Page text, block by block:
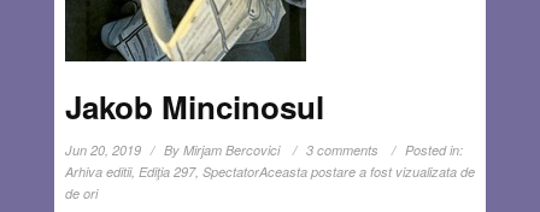
Jakob Mincinosul
Jun 20, 2019 By Mirjam Bercovici 3 comments
Posted in:
Arhiva editii, Ediţia 297, SpectatorAceasta postare a fost vizualizata de
de ori